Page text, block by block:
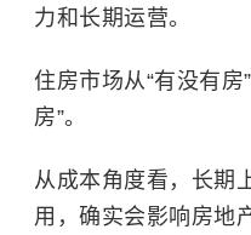
力和长期运营。
住房市场从“有没有房
房”。
从成本角度看，长期
用，确实会影响房地